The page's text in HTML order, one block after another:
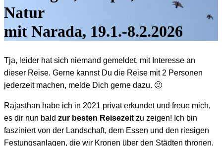
Natur
mit Narada, 19.1.-8.2.2026
Tja, leider hat sich niemand gemeldet, mit Interesse an
dieser Reise. Gerne kannst Du die Reise mit 2 Personen
jederzeit machen, melde Dich gerne dazu. 🙂
Rajasthan habe ich in 2021 privat erkundet und freue mich,
es dir nun bald zur besten Reisezeit zu zeigen! Ich bin
fasziniert von der Landschaft, dem Essen und den riesigen
Festungsanlagen, die wir Kronen über den Städten thronen.